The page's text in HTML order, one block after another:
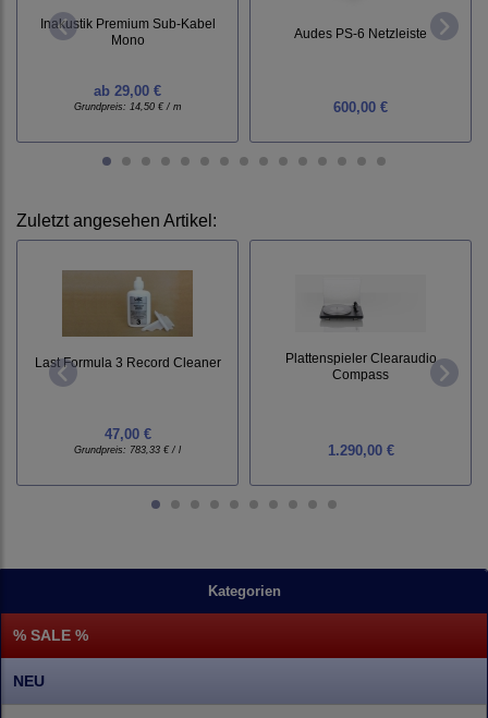
Kategorien
% SALE %
NEU
Inakustik Premium Sub-Kabel
Mono
ab 29,00 €
Grundpreis: 14,50 € / m
Audes PS-6 Netzleiste
600,00 €
Zuletzt angesehen Artikel:
Last Formula 3 Record Cleaner
47,00 €
Grundpreis: 783,33 € / l
Plattenspieler Clearaudio
Compass
1.290,00 €